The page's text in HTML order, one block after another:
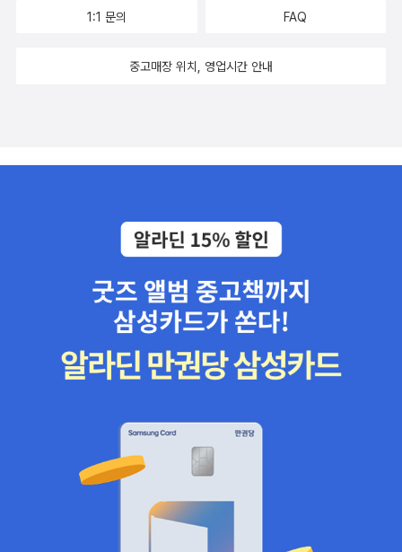
1:1 문의 FAQ
중고매장 위치, 영업시간 안내